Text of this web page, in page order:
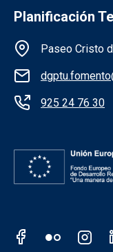
Planificación
Información
Paseo Cristo
925 24 76 30
Redes